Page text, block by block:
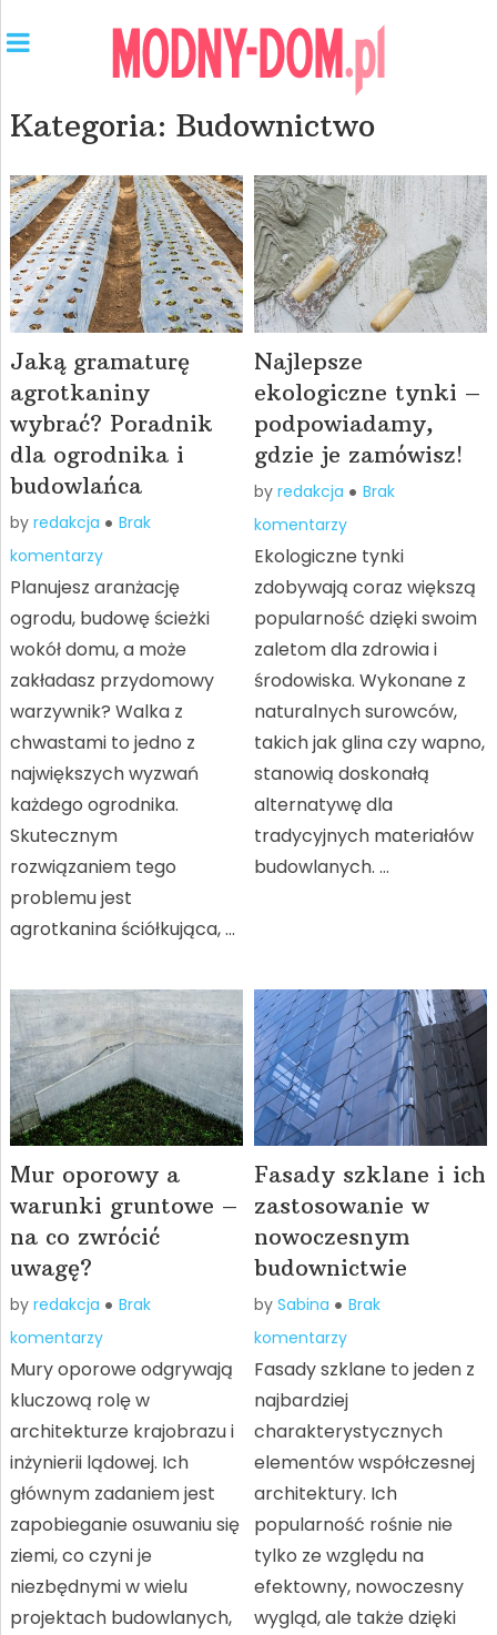
Kategoria: Budownictwo
Jaką gramaturę
agrotkaniny
wybrać? Poradnik
dla ogrodnika i
budowlańca
by redakcja
Brak
komentarzy
Planujesz aranżację
ogrodu, budowę ścieżki
wokół domu, a może
zakładasz przydomowy
warzywnik? Walka z
chwastami to jedno z
największych wyzwań
każdego ogrodnika.
Skutecznym
rozwiązaniem tego
problemu jest
agrotkanina ściółkująca, …
Najlepsze
ekologiczne tynki –
podpowiadamy,
gdzie je zamówisz!
byredakcja
Brak
komentarzy
Ekologiczne tynki
zdobywają coraz większą
popularność dzięki swoim
zaletom dla zdrowia i
środowiska. Wykonane z
naturalnych surowców,
takich jak glina czy wapno,
stanowią doskonałą
alternatywę dla
tradycyjnych materiałów
budowlanych. …
Mur oporowy a
warunki gruntowe –
na co zwrócić
uwagę?
by redakcja
Brak
komentarzy
Mury oporowe odgrywają
kluczową rolę w
architekturze krajobrazu i
inżynierii lądowej. Ich
głównym zadaniem jest
zapobieganie osuwaniu się
ziemi, co czyni je
niezbędnymi w wielu
projektach budowlanych,
Fasady szklane i ich
zastosowanie w
nowoczesnym
budownictwie
bySabina
Brak
komentarzy
Fasady szklane to jeden z
najbardziej
charakterystycznych
elementów współczesnej
architektury. Ich
popularność rośnie nie
tylko ze względu na
efektowny, nowoczesny
wygląd, ale także dzięki